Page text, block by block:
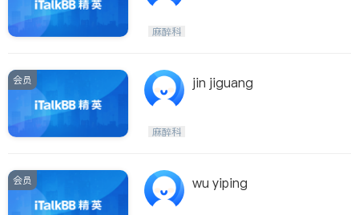
麻醉科
会员 jin jiguang
麻醉科
会员 wu yiping